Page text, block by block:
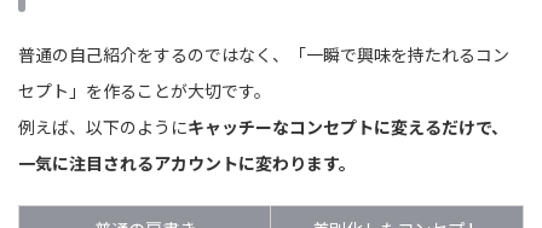
普通の自己紹介をするのではなく、「一瞬で興味を持たれるコン
セプト」を作ることが大切です。
例えば、以下のようにキャッチーなコンセプトに変えるだけで、
一気に注目されるアカウントに変わります。